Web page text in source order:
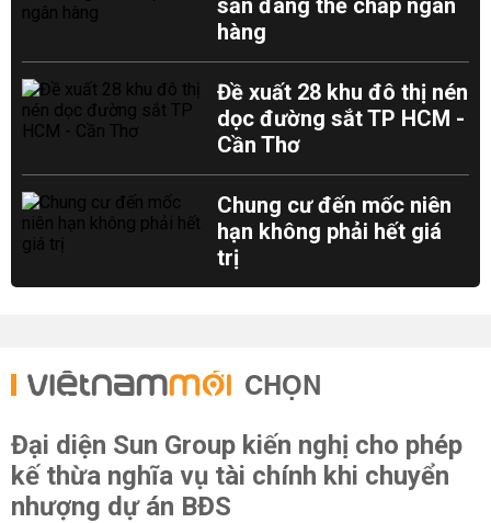
sản đang thế chấp ngân
hàng
Đề xuất 28 khu đô thị nén
dọc đường sắt TP HCM -
Cần Thơ
Chung cư đến mốc niên
hạn không phải hết giá
trị
CHỌN
Đại diện Sun Group kiến nghị cho phép
kế thừa nghĩa vụ tài chính khi chuyển
nhượng dự án BĐS